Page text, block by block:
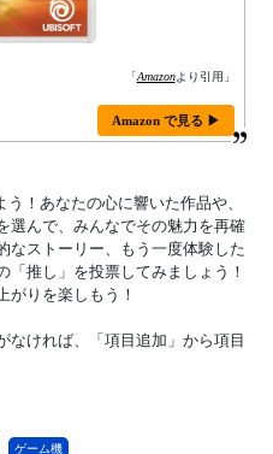
「Amazonより引用」
Amazon で見る ▶
！あなたの心に響いた作品や、
選んで、みんなでその魅力を再確
なストーリー、もう一度体験した
「推し」を投票してみましょう！
がりを楽しもう！
なければ、「項目追加」から項目
ゲーム機